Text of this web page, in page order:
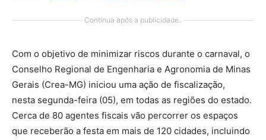
Continua após a publicidade..
Com o objetivo de minimizar riscos durante o carnaval, o
Conselho Regional de Engenharia e Agronomia de Minas
Gerais (Crea-MG) iniciou uma ação de fiscalização,
nesta segunda-feira (05), em todas as regiões do estado.
Cerca de 80 agentes fiscais vão percorrer os espaços
que receberão a festa em mais de 120 cidades, incluindo